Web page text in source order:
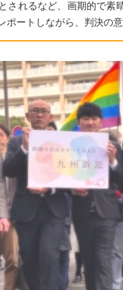
されるなど、画期的で素
ポートしながら、判決の